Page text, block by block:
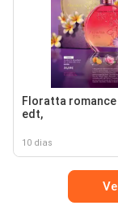
Floratta romance
edt,
10 dias